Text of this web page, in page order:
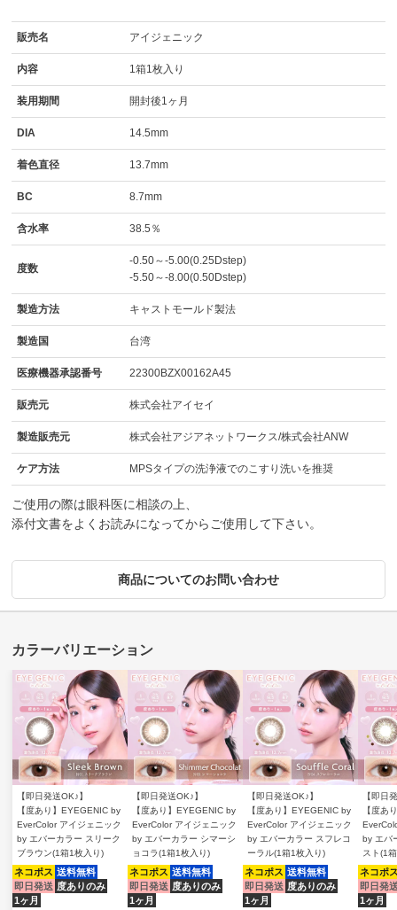
販売名 アイジェニック
内容 1箱1枚入り
装用期間 開封後1ヶ月
DIA 14.5mm
着色直径 13.7mm
BC 8.7mm
含水率 38.5％
度数
-0.50～-5.00(0.25Dstep)
-5.50～-8.00(0.50Dstep)
製造方法 キャストモールド製法
製造国 台湾
医療機器承認番号 22300BZX00162A45
販売元 株式会社アイセイ
製造販売元 株式会社アジアネットワークス/株式会社ANW
ケア方法 MPSタイプの洗浄液でのこすり洗いを推奨
ご使用の際は眼科医に相談の上、
添付文書をよくお読みになってからご使用して下さい。
商品についてのお問い合わせ
【即日発送OK♪】
【度あり】EYEGENIC by
EverColor アイジェニック
by エバーカラー スリーク
ブラウン(1箱1枚入り)
ネコポス 送料無料
即日発送 度ありのみ
1ヶ月
【即日発送OK♪】
【度あり】EYEGENIC by
EverColor アイジェニック
by エバーカラー シマーシ
ョコラ(1箱1枚入り)
ネコポス 送料無料
即日発送 度ありのみ
1ヶ月
【即日発送OK♪】
【度あり】EYEGENIC by
EverColor アイジェニック
by エバーカラー スフレコ
ーラル(1箱1枚入り)
ネコポス 送料無料
即日発送 度ありのみ
1ヶ月
【即日
【度あ
by エバ
スト(1
ネコポ
即日発
1ヶ月